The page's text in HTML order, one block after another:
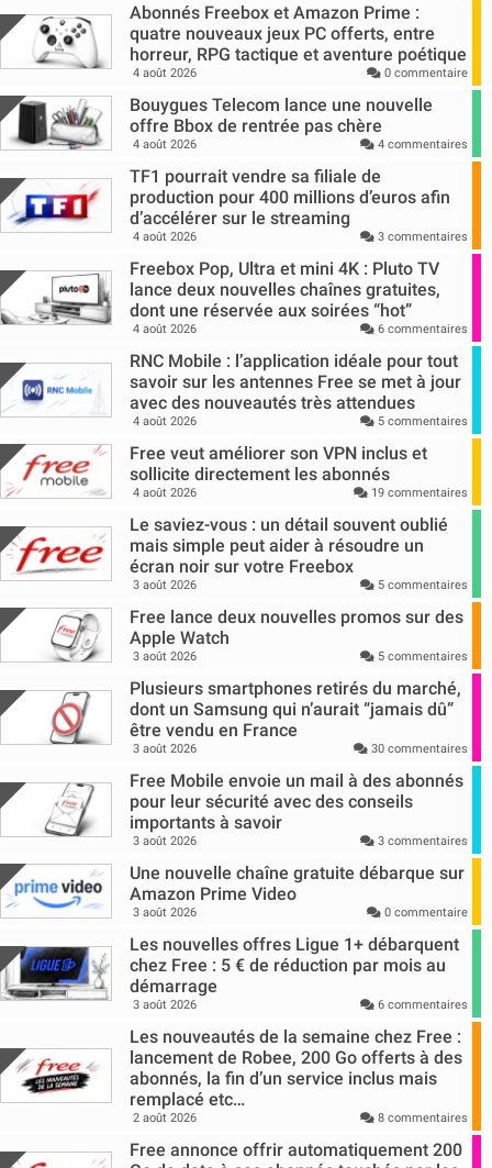
Abonnés Freebox et Amazon Prime :
quatre nouveaux jeux PC offerts, entre
horreur, RPG tactique et aventure poétique
4 août 2026 0 commentaire
Bouygues Telecom lance une nouvelle
offre Bbox de rentrée pas chère
4 août 2026 4 commentaires
TF1 pourrait vendre sa filiale de
production pour 400 millions d’euros afin
d’accélérer sur le streaming
4 août 2026 3 commentaires
Freebox Pop, Ultra et mini 4K : Pluto TV
lance deux nouvelles chaînes gratuites,
dont une réservée aux soirées “hot”
4 août 2026 6 commentaires
RNC Mobile : l’application idéale pour tout
savoir sur les antennes Free se met à jour
avec des nouveautés très attendues
4 août 2026 5 commentaires
Free veut améliorer son VPN inclus et
sollicite directement les abonnés
4 août 2026 19 commentaires
Le saviez-vous : un détail souvent oublié
mais simple peut aider à résoudre un
écran noir sur votre Freebox
3 août 2026 5 commentaires
Free lance deux nouvelles promos sur des
Apple Watch
3 août 2026 5 commentaires
Plusieurs smartphones retirés du marché,
dont un Samsung qui n’aurait “jamais dû”
être vendu en France
3 août 2026 30 commentaires
Free Mobile envoie un mail à des abonnés
pour leur sécurité avec des conseils
importants à savoir
3 août 2026 3 commentaires
Une nouvelle chaîne gratuite débarque sur
Amazon Prime Video
3 août 2026 0 commentaire
Les nouvelles offres Ligue 1+ débarquent
chez Free : 5 € de réduction par mois au
démarrage
3 août 2026 6 commentaires
Les nouveautés de la semaine chez Free :
lancement de Robee, 200 Go offerts à des
abonnés, la fin d’un service inclus mais
remplacé etc…
2 août 2026 8 commentaires
Free annonce offrir automatiquement 200